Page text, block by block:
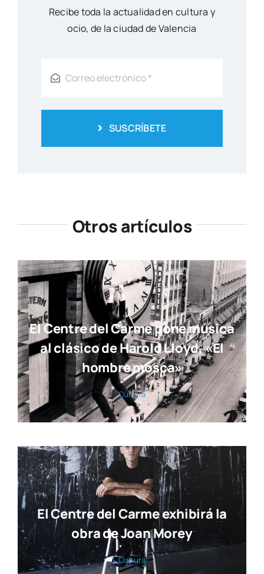
Reci­be toda la actua­li­dad en cul­tu­ra y
ocio, de la ciu­dad de Valen­cia
SUSCRÍBETE
Otros artículos
El Centre del Carme pone música
al clásico de Harold Lloyd, «El
hombre mosca»
Cul­tu­ra
El Centre del Carme exhibirá la
obra de Joan Morey
Cul­tu­ra